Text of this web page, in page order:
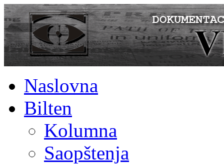
Naslovna
Bilten
Kolumna
Saopštenja